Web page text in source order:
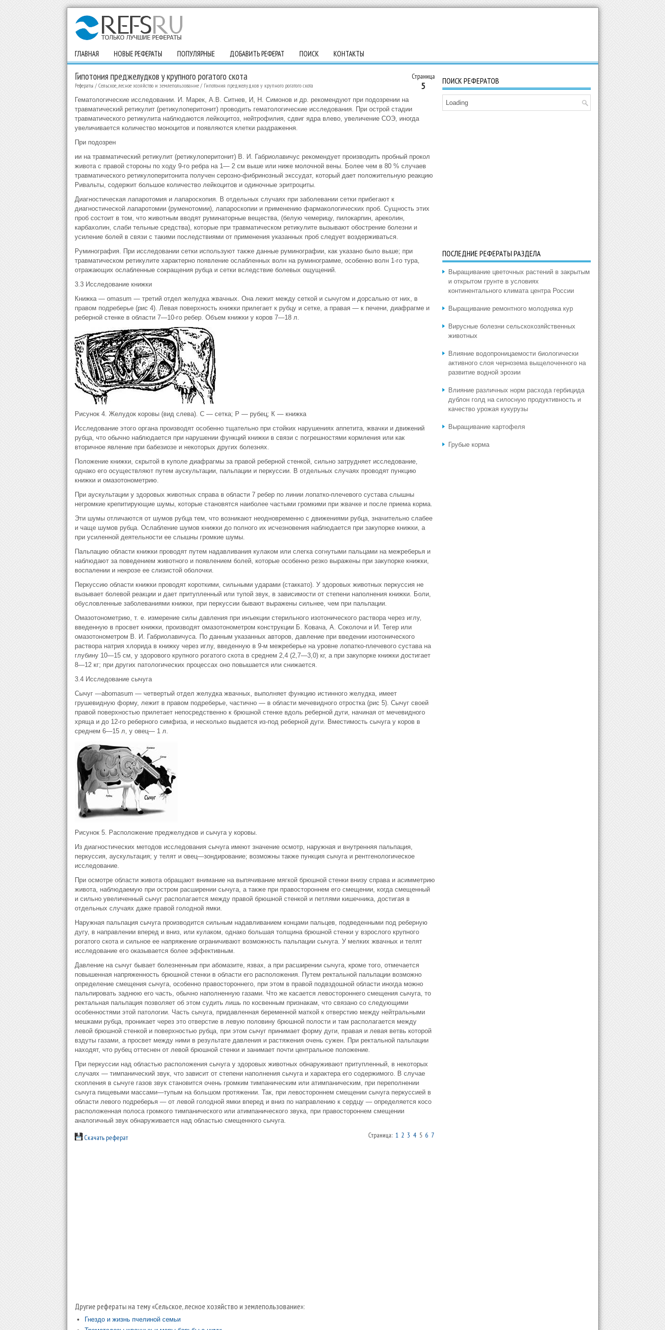
ГЛАВНАЯ НОВЫЕ РЕФЕРАТЫ ПОПУЛЯРНЫЕ ДОБАВИТЬ РЕФЕРАТ ПОИСК КОНТАКТЫ
Страница
5
Гипотония преджелудков у крупного рогатого скота
Рефераты / Сельское, лесное хозяйство и землепользование/ Гипотония преджелудков у крупного рогатого скота
Гематологические исследовании. И. Марек, А.В. Ситнев, И, Н. Симонов и др. рекомендуют при подозрении на
травматический ретикулит (ретикулоперитонит) проводить гематологические исследования. При острой стадии
травматического ретикулита наблюдаются лейкоцитоз, нейтрофилия, сдвиг ядра влево, увеличение СОЭ, иногда
увеличивается количество моноцитов и появляются клетки раздраження.
При подозрен
ии на травматический ретикулит (ретикулоперитонит) В. И. Габриолавичус рекомендует производить пробный прокол
живота с правой стороны по ходу 9-го ребра на 1— 2 см выше или ниже молочной вены. Более чем в 80 % случаев
травматического ретикулоперитонита получен серозно-фибринозный экссудат, который дает положительную реакцию
Ривальты, содержит большое количество лейкоцитов и одиночные эритроциты.
Диагностическая лапаротомия и лапароскопия. В отдельных случаях при заболевании сетки прибегают к
диагностической лапаротомии (руменотомии), лапароскопии и применению фармакологических проб. Сущность этих
проб состоит в том, что животным вводят руминаторные вещества, (белую чемерицу, пилокарпин, ареколин,
карбахолин, слаби тельные средства), которые при травматическом ретикулите вызывают обострение болезни и
усиление болей в связи с такими последствиями от применения указанных проб следует воздерживаться.
Руминография. При исследовании сетки используют также данные руминографии, как указано было выше; при
травматическом ретикулите характерно появление ослабленных волн на руминограмме, особенно волн 1-го тура,
отражающих ослабленные сокращения рубца и сетки вследствие болевых ощущений.
3.3 Исследование книжки
Книжка — omasum — третий отдел желудка жвачных. Она лежит между сеткой и сычугом и дорсально от них, в
правом подреберье (рис 4). Левая поверхность книжки прилегает к рубцу и сетке, а правая — к печени, диафрагме и
реберной стенке в области 7—10-го ребер. Объем книжки у коров 7—18 л.
Рисунок 4. Желудок коровы (вид слева). С — сетка; Р — рубец; К — книжка
Исследование этого органа производят особенно тщательно при стойких нарушениях аппетита, жвачки и движений
рубца, что обычно наблюдается при нарушении функций книжки в связи с погрешностями кормления или как
вторичное явление при бабезиозе и некоторых других болезнях.
Положение книжки, скрытой в куполе диафрагмы за правой реберной стенкой, сильно затрудняет исследование,
однако его осуществляют путем аускультации, пальпации и перкуссии. В отдельных случаях проводят пункцию
книжки и омазотонометрию.
При аускультации у здоровых животных справа в области 7 ребер по линии лопатко-плечевого сустава слышны
негромкие крепитирующие шумы, которые становятся наиболее частыми громкими при жвачке и после приема корма.
Эти шумы отличаются от шумов рубца тем, что возникают неодновременно с движениями рубца, значительно слабее
и чаще шумов рубца. Ослабление шумов книжки до полного их исчезновения наблюдается при закупорке книжки, а
при усиленной деятельности ее слышны громкие шумы.
Пальпацию области книжки проводят путем надавливания кулаком или слегка согнутыми пальцами на межреберья и
наблюдают за поведением животного и появлением болей, которые особенно резко выражены при закупорке книжки,
воспалении и некрозе ее слизистой оболочки.
Перкуссию области книжки проводят короткими, сильными ударами (стаккато). У здоровых животных перкуссия не
вызывает болевой реакции и дает притупленный или тупой звук, в зависимости от степени наполнения книжки. Боли,
обусловленные заболеваниями книжки, при перкуссии бывают выражены сильнее, чем при пальпации.
Омазотонометрию, т. е. измерение силы давления при инъекции стерильного изотонического раствора через иглу,
введенную в просвет книжки, производят омазотонометром конструкции Б. Ковача, А. Соколочи и И. Тегер или
омазотонометром В. И. Габриолавичуса. По данным указанных авторов, давление при введении изотонического
раствора натрия хлорида в книжку через иглу, введенную в 9-м межреберье на уровне лопатко-плечевого сустава на
глубину 10—15 см, у здорового крупного рогатого скота в среднем 2,4 (2,7—3,0) кг, а при закупорке книжки достигает
8—12 кг; при других патологических процессах оно повышается или снижается.
3.4 Исследование сычуга
Сычуг —abomasum — четвертый отдел желудка жвачных, выполняет функцию истинного желудка, имеет
грушевидную форму, лежит в правом подреберье, частично — в области мечевидного отростка (рис 5). Сычуг своей
правой поверхностью прилетает непосредственно к брюшной стенке вдоль реберной дуги, начиная от мечевидного
хряща и до 12-го реберного симфиза, и несколько выдается из-под реберной дуги. Вместимость сычуга у коров в
среднем 6—15 л, у овец— 1 л.
Рисунок 5. Расположение преджелудков и сычуга у коровы.
Из диагностических методов исследования сычуга имеют значение осмотр, наружная и внутренняя пальпация,
перкуссия, аускультация; у телят и овец—зондирование; возможны также пункция сычуга и рентгенологическое
исследование.
При осмотре области живота обращают внимание на выпячивание мягкой брюшной стенки внизу справа и асимметрию
живота, наблюдаемую при остром расширении сычуга, а также при правостороннем его смещении, когда смещенный
и сильно увеличенный сычуг располагается между правой брюшной стенкой и петлями кишечника, достигая в
отдельных случаях даже правой голодной ямки.
Наружная пальпация сычуга производится сильным надавливанием концами пальцев, подведенными под реберную
дугу, в направлении вперед и вниз, или кулаком, однако большая толщина брюшной стенки у взрослого крупного
рогатого скота и сильное ее напряжение ограничивают возможность пальпации сычуга. У мелких жвачных и телят
исследование его оказывается более эффективным.
Давление на сычуг бывает болезненным при абомазите, язвах, а при расширении сычуга, кроме того, отмечается
повышенная напряженность брюшной стенки в области его расположения. Путем ректальной пальпации возможно
определение смещения сычуга, особенно правостороннего, при этом в правой подвздошной области иногда можно
пальпировать заднюю его часть, обычно наполненную газами. Что же касается левостороннего смещения сычуга, то
ректальная пальпация позволяет об этом судить лишь по косвенным признакам, что связано со следующими
особенностями этой патологии. Часть сычуга, придавленная беременной маткой к отверстию между нейтральными
мешками рубца, проникает через это отверстие в левую половину брюшной полости и там располагается между
левой брюшной стенкой и поверхностью рубца, при этом сычуг принимает форму дуги, правая и левая ветвь которой
вздуты газами, а просвет между ними в результате давления и растяжения очень сужен. При ректальной пальпации
находят, что рубец оттеснен от левой брюшной стенки и занимает почти центральное положение.
При перкуссии над областью расположения сычуга у здоровых животных обнаруживают притупленный, в некоторых
случаях — тимпанический звук, что зависит от степени наполнения сычуга и характера его содержимого. В случае
скопления в сычуге газов звук становится очень громким тимпаническим или атимпаническим, при переполнении
сычуга пищевыми массами—тупым на большом протяжении. Так, при левостороннем смещении сычуга перкуссией в
области левого подреберья — от левой голодной ямки вперед и вниз по направлению к сердцу — определяется косо
расположенная полоса громкого тимпанического или атимпанического звука, при правостороннем смещении
аналогичный звук обнаруживается над областью смещенного сычуга.
Скачать реферат Страница: 1 2 3 45 6 7
Другие рефераты на тему «Сельское, лесное хозяйство и землепользование»:
Гнездо и жизнь пчелиной семьи
ПОИСК РЕФЕРАТОВ
Loading
ПОСЛЕДНИЕ РЕФЕРАТЫ РАЗДЕЛА
Выращивание цветочных растений в закрытым
и открытом грунте в условиях
континентального климата центра России
Выращивание ремонтного молодняка кур
Вирусные болезни сельскохозяйственных
животных
Влияние водопроницаемости биологически
активного слоя чернозема выщелоченного на
развитие водной эрозии
Влияние различных норм расхода гербицида
дублон голд на силосную продуктивность и
качество урожая кукурузы
Выращивание картофеля
Грубые корма